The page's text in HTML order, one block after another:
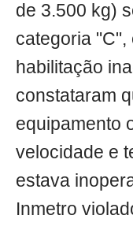
de 3.500 kg)
categoria "C",
habilitação
constataram
equipamento
velocidade e
estava
Inmetro